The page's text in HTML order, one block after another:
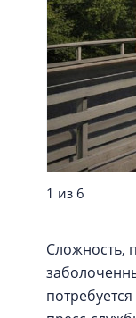
1 из 6
Сложность,